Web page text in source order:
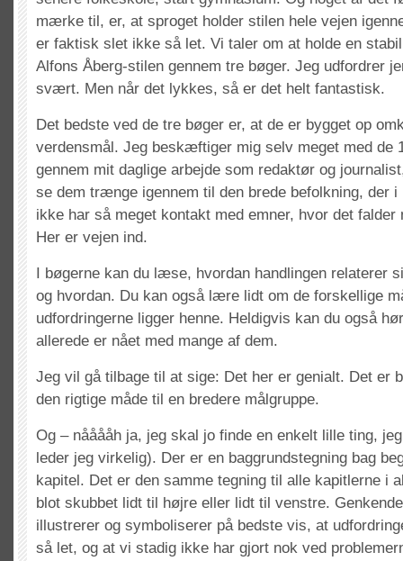
mærke til, er, at sproget holder stilen hele vejen
er faktisk slet ikke så let. Vi taler om at holde en
Alfons Åberg-stilen gennem tre bøger. Jeg udfordrer
svært. Men når det lykkes, så er det helt fantastisk.
Det bedste ved de tre bøger er, at de er bygget op
verdensmål. Jeg beskæftiger mig selv meget med de
gennem mit daglige arbejde som redaktør og
se dem trænge igennem til den brede befolkning, der i
ikke har så meget kontakt med emner, hvor det
Her er vejen ind.
I bøgerne kan du læse, hvordan handlingen relaterer
og hvordan. Du kan også lære lidt om de forskellige
udfordringerne ligger henne. Heldigvis kan du også
allerede er nået med mange af dem.
Jeg vil gå tilbage til at sige: Det her er genialt. Det er
den rigtige måde til en bredere målgruppe.
Og – nååååh ja, jeg skal jo finde en enkelt lille ting,
leder jeg virkelig). Der er en baggrundstegning bag
kapitel. Det er den samme tegning til alle kapitlerne i
blot skubbet lidt til højre eller lidt til venstre.
illustrerer og symboliserer på bedste vis, at
så let, og at vi stadig ikke har gjort nok ved